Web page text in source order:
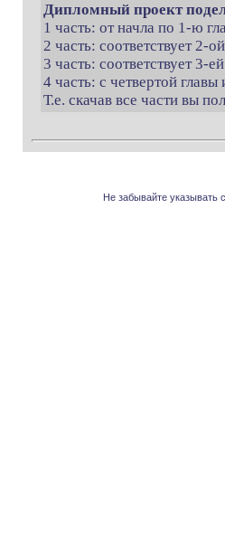
Дипломный проект
1 часть: от начла по 1-ю
2 часть: соответствует 2-
3 часть: соответствует 3-
4 часть: с четвертой
Т.е. скачав все части вы
Не забывайте указывать